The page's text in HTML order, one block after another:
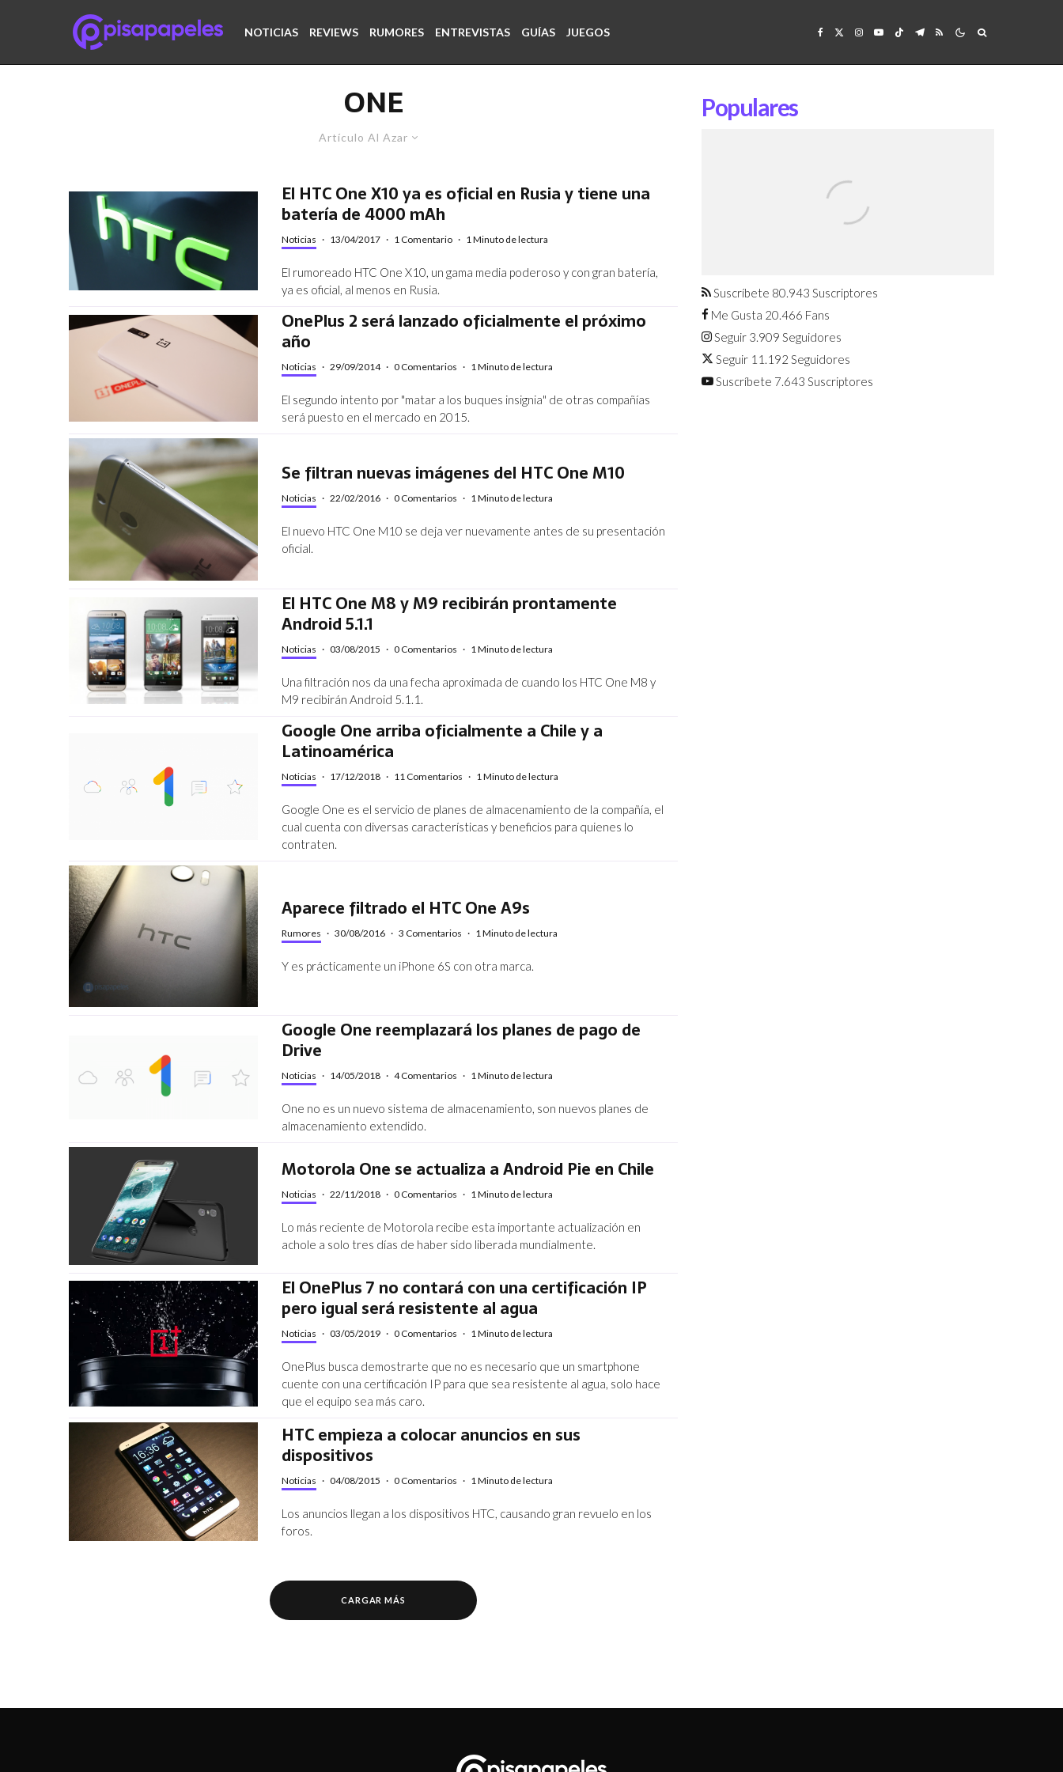
NOTICIAS REVIEWS RUMORES ENTREVISTAS GUÍAS JUEGOS
ONE
Artículo Al Azar
El HTC One X10 ya es oficial en Rusia y tiene una
batería de 4000 mAh
Noticias · 13/04/2017 · 1 Comentario · 1 Minuto de lectura
El rumoreado HTC One X10, un gama media poderoso y con gran batería,
ya es oficial, al menos en Rusia.
OnePlus 2 será lanzado oficialmente el próximo
año
Noticias · 29/09/2014 · 0 Comentarios · 1 Minuto de lectura
El segundo intento por "matar a los buques insignia" de otras compañías
será puesto en el mercado en 2015.
Se filtran nuevas imágenes del HTC One M10
Noticias · 22/02/2016 · 0 Comentarios · 1 Minuto de lectura
El nuevo HTC One M10 se deja ver nuevamente antes de su presentación
oficial.
El HTC One M8 y M9 recibirán prontamente
Android 5.1.1
Noticias · 03/08/2015 · 0 Comentarios · 1 Minuto de lectura
Una filtración nos da una fecha aproximada de cuando los HTC One M8 y
M9 recibirán Android 5.1.1.
Google One arriba oficialmente a Chile y a
Latinoamérica
Noticias · 17/12/2018 · 11 Comentarios · 1 Minuto de lectura
Google One es el servicio de planes de almacenamiento de la compañía, el
cual cuenta con diversas características y beneficios para quienes lo
contraten.
Aparece filtrado el HTC One A9s
Rumores · 30/08/2016 · 3 Comentarios · 1 Minuto de lectura
Y es prácticamente un iPhone 6S con otra marca.
Google One reemplazará los planes de pago de
Drive
Noticias · 14/05/2018 · 4 Comentarios · 1 Minuto de lectura
One no es un nuevo sistema de almacenamiento, son nuevos planes de
almacenamiento extendido.
Motorola One se actualiza a Android Pie en Chile
Noticias · 22/11/2018 · 0 Comentarios · 1 Minuto de lectura
Lo más reciente de Motorola recibe esta importante actualización en
achole a solo tres días de haber sido liberada mundialmente.
El OnePlus 7 no contará con una certificación IP
pero igual será resistente al agua
Noticias · 03/05/2019 · 0 Comentarios · 1 Minuto de lectura
OnePlus busca demostrarte que no es necesario que un smartphone
cuente con una certificación IP para que sea resistente al agua, solo hace
que el equipo sea más caro.
HTC empieza a colocar anuncios en sus
dispositivos
Noticias · 04/08/2015 · 0 Comentarios · 1 Minuto de lectura
Los anuncios llegan a los dispositivos HTC, causando gran revuelo en los
foros.
CARGAR MÁS
Populares
agosto
Suscríbete 80.943 Suscriptores
Me Gusta 20.466 Fans
Seguir 3.909 Seguidores
Seguir 11.192 Seguidores
Suscríbete 7.643 Suscriptores